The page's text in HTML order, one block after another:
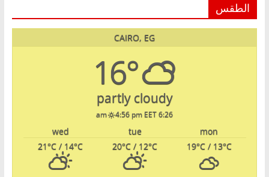
الطقس
CAIRO, EG
16°
partly cloudy
6:26 am
4:56 pm EET
mon
tue
wed
19°C/ 13°C
20°C / 12°C
21°C / 14°C